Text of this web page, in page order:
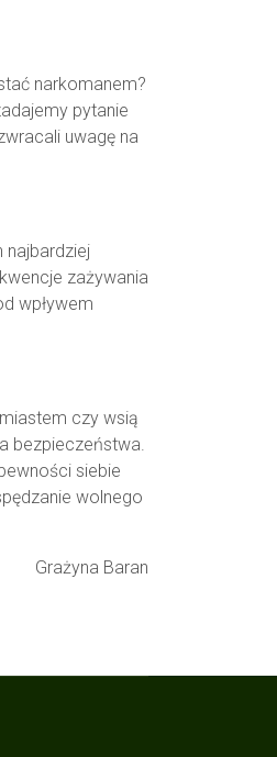
narkomanem?
pytanie
uwagę na
najbardziej
zażywania
wpływem
czy wsią
bezpieczeństwa.
siebie
wolnego
Grażyna Baran